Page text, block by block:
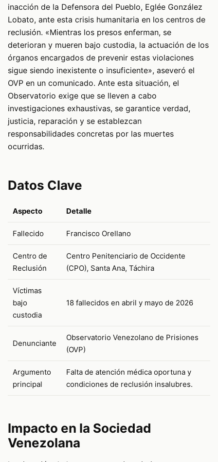
inacción de la Defensora del Pueblo, Eglée González
Lobato, ante esta crisis humanitaria en los centros de
reclusión. «Mientras los presos enferman, se
deterioran y mueren bajo custodia, la actuación de los
órganos encargados de prevenir estas violaciones
sigue siendo inexistente o insuficiente», aseveró el
OVP en un comunicado. Ante esta situación, el
Observatorio exige que se lleven a cabo
investigaciones exhaustivas, se garantice verdad,
justicia, reparación y se establezcan
responsabilidades concretas por las muertes
ocurridas.
Datos Clave
Aspecto Detalle
Fallecido Francisco Orellano
Centro de
Reclusión
Centro Penitenciario de Occidente
(CPO), Santa Ana, Táchira
Víctimas
bajo
custodia
18 fallecidos en abril y mayo de 2026
Denunciante
Observatorio Venezolano de Prisiones
(OVP)
Argumento
principal
Falta de atención médica oportuna y
condiciones de reclusión insalubres.
Impacto en la Sociedad
Venezolana